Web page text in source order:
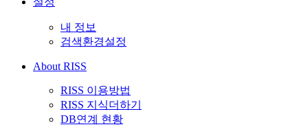
내 정보
검색환경설정
About RISS
RISS 이용방법
RISS 지식더하기
DB연계 현황